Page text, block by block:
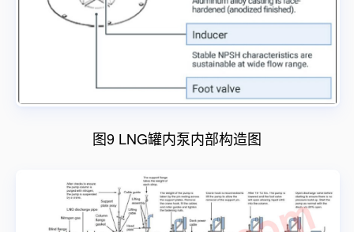
图9 LNG罐内泵内部构造图